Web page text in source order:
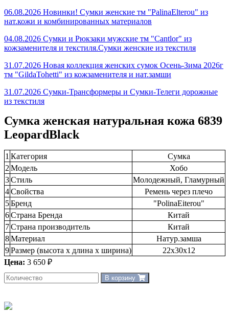
06.08.2026 Новинки! Сумки женские тм "PalinaElterou" из
нат.кожи и комбинированных материалов
04.08.2026 Сумки и Рюкзаки мужские тм "Cantlor" из
кожзаменителя и текстиля.Сумки женские из текстиля
31.07.2026 Новая коллекция женских сумок Осень-Зима 2026г
тм "GildaTohetti" из кожзаменителя и нат.замши
31.07.2026 Сумки-Трансформеры и Сумки-Телеги дорожные
из текстиля
Сумка женская натуральная кожа 6839
LeopardBlack
1 Категория
Сумка
2 Модель
Хобо
3Стиль
Молодежный, Гламурный
4Свойства
Ремень через плечо
5Бренд
"PolinaEiterou"
6Страна Бренда
Китай
7Страна производитель
Китай
8Материал
Натур.замша
9Размер (высота х длина х ширина)
22х30х12
Цена: 3 650 ₽
В корзину